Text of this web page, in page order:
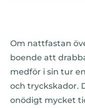
Om nattfastan
boende att
medför i sin tur
och tryckskador.
onödigt mycket